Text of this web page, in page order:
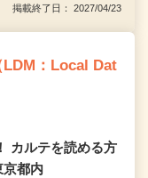
掲載終了日： 2027/04/23
LDM：Local Dat
カルテを読める方
都内